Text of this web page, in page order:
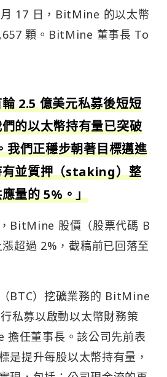
17 日，BitMine 的以太幣
顆。BitMine 董事長 To
2.5 億美元私募後短短
的以太幣持有量已突破
我們正穩步朝著目標邁進
並質押（staking）整
量的 5%。」
BitMine 股價（股票代碼 B
超過 2%，截稿前已回落至
BTC）挖礦業務的 BitMine
私募以啟動以太幣財務策
擔任董事長。該公司先前表
是提升每股以太幣持有量，